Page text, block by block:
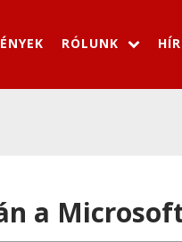
RÓLUNK
a